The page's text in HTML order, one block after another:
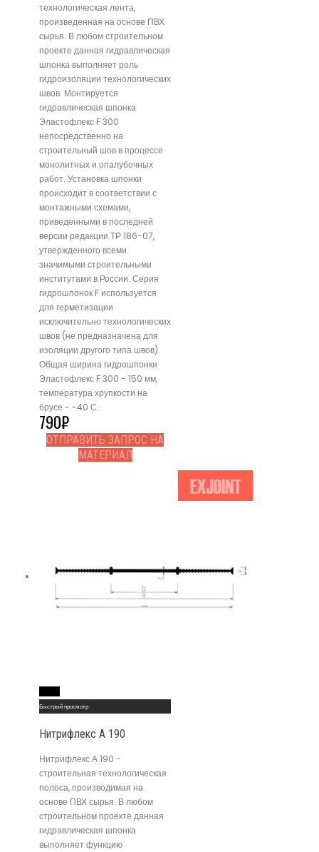
технологическая лента,
произведенная на основе ПВХ
сырья. В любом строительном
проекте данная гидравлическая
шпонка выполняет роль
гидроизоляции технологических
швов. Монтируется
гидравлическая шпонка
Эластофлекс F 300
непосредственно на
строительный шов в процессе
монолитных и опалубочных
работ. Установка шпонки
происходит в соответствии с
монтажными схемами,
приведенными в последней
версии редакции ТР 186-07,
утвержденного всеми
значимыми строительными
институтами в России. Серия
гидрошпонок F используется
для герметизации
исключительно технологических
швов (не предназначена для
изоляции другого типа швов).
Общая ширина гидрошпонки
Эластофлекс F 300 - 150 мм,
температура хрупкости на
брусе - -40 С.
790₽
ОТПРАВИТЬ ЗАПРОС НА
МАТЕРИАЛ
Быстрый просмотр
Нитрифлекс А 190
Нитрифлекс А 190 -
строительная технологическая
полоса, производимая на
основе ПВХ сырья. В любом
строительном проекте данная
гидравлическая шпонка
выполняет функцию